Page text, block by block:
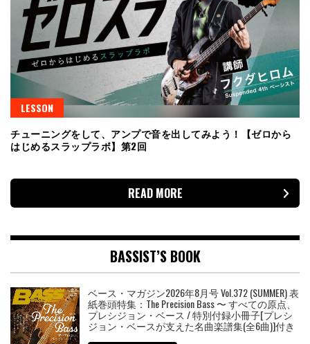
LESSON
チューニングをして、アンプで音を出してみよう！【ゼロから
はじめるスラップラボ】第2回
READ MORE
BASSIST’S BOOK
ベース・マガジン2026年8月号 Vol.372 (SUMMER) 表
紙巻頭特集：The Precision Bass 〜 すべての原点、
プレシジョン・ベース / 特別付録小冊子[プレシ
ジョン・ベースが支えた名曲楽譜集(全6曲)]付き